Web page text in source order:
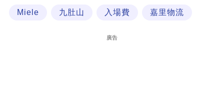
技
Miele 九肚山 入場費 嘉里物流
廣告